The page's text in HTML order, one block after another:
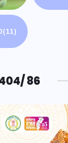
(11)
86